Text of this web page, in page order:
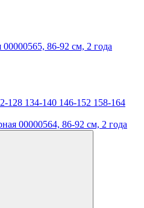
00000565, 86-92 см, 2 года
128 134-140 146-152 158-164